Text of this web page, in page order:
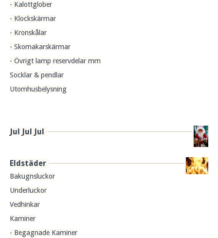
- Kalottglober
- Klockskärmar
- Kronskålar
- Skomakarskärmar
- Övrigt lamp reservdelar mm
Socklar & pendlar
Utomhusbelysning
Jul Jul Jul
Eldstäder
Bakugnsluckor
Underluckor
Vedhinkar
Kaminer
- Begagnade Kaminer